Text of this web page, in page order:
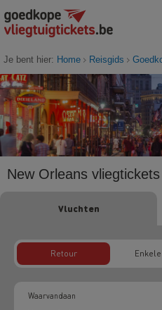
Je bent hier: Home Reisgids
New Orleans vliegtickets